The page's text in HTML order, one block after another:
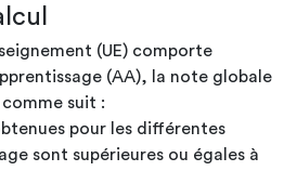
(UE) comporte
(AA), la note globale
suit :
pour les différentes
sont supérieures ou égales à